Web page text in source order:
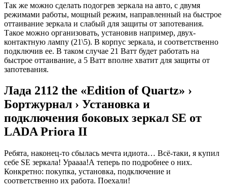
Так же можно сделать подогрев зеркала на авто, с двумя
режимами работы, мощный режим, направленный на быстрое
оттаивание зеркала и слабый для защиты от запотевания.
Такое можно организовать, установив например, двух-
контактную лампу (21\5). В корпус зеркала, и соответственно
подключив ее. В таком случае 21 Ватт будет работать на
быстрое оттаивание, а 5 Ватт вполне хватит для защиты от
запотевания.
Лада 2112 the «Edition of Quartz» ›
Бортжурнал › Установка и
подключения боковых зеркал SE от
LADA Priora II
Ребята, наконец-то сбылась мечта идиота… Всё-таки, я купил
себе SE зеркала! Ураааа!А теперь по подробнее о них.
Конкретно: покупка, установка, подключение и
соответственно их работа. Поехали!